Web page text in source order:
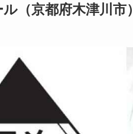
ル （京都府木津川市）